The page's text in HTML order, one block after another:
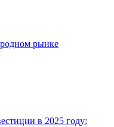
рынке
в 2025 году: